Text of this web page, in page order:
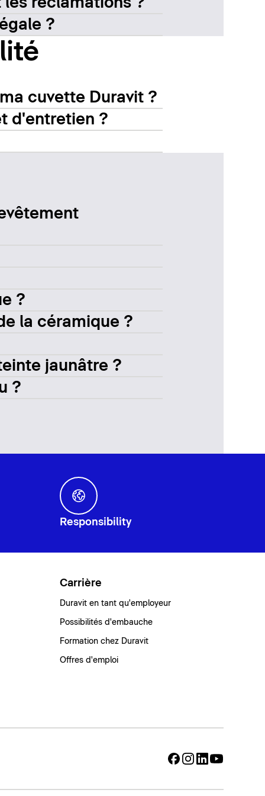
?
cuvette Duravit ?
d'entretien ?
?
la céramique ?
jaunâtre ?
?
Responsibility
Carrière
Duravit en tant qu'employeur
Possibilités d'embauche
Formation chez Duravit
Offres d'emploi